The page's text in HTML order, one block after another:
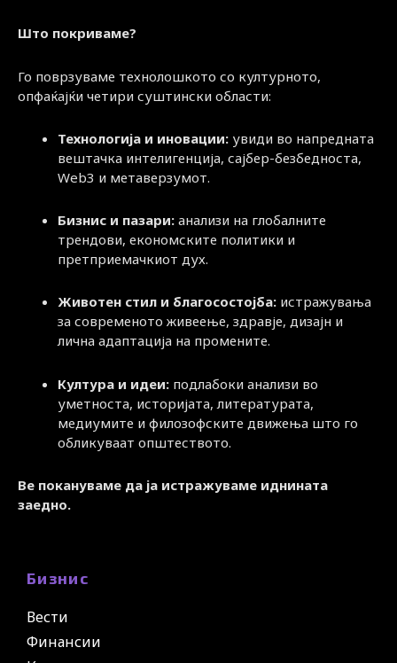
Што покриваме?
Го поврзуваме технолошкото со културното,
опфаќајќи четири суштински области:
Технологија и иновации: увиди во напредната
вештачка интелигенција, сајбер-безбедноста,
Web3 и метаверзумот.
Бизнис и пазари: анализи на глобалните
трендови, економските политики и
претприемачкиот дух.
Животен стил и благосостојба: истражувања
за современото живеење, здравје, дизајн и
лична адаптација на промените.
Култура и идеи: подлабоки анализи во
уметноста, историјата, литературата,
медиумите и филозофските движења што го
обликуваат општеството.
Ве покануваме да ја истражуваме иднината
заедно.
Бизнис
Вести
Финансии